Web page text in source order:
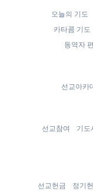
오늘의 기도
카타콤 기도
동역자
선교아카
선교참여 기도
선교헌금 정기